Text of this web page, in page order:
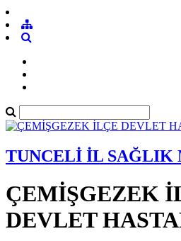
TUNCELİ İL SAĞLIK
ÇEMİŞGEZEK
DEVLET